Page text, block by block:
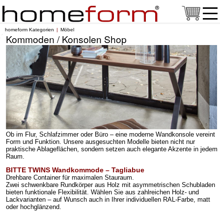
homeform Kategorien Möbel
Kommoden / Konsolen Shop
Ob im Flur, Schlafzimmer oder Büro – eine moderne Wandkonsole vereint
Form und Funktion. Unsere ausgesuchten Modelle bieten nicht nur
praktische Ablageflächen, sondern setzen auch elegante Akzente in jedem
Raum.
BITTE TWINS Wandkommode – Tagliabue
Drehbare Container für maximalen Stauraum.
Zwei schwenkbare Rundkörper aus Holz mit asymmetrischen Schubladen
bieten funktionale Flexibilität. Wählen Sie aus zahlreichen Holz- und
Lackvarianten – auf Wunsch auch in Ihrer individuellen RAL-Farbe, matt
oder hochglänzend.